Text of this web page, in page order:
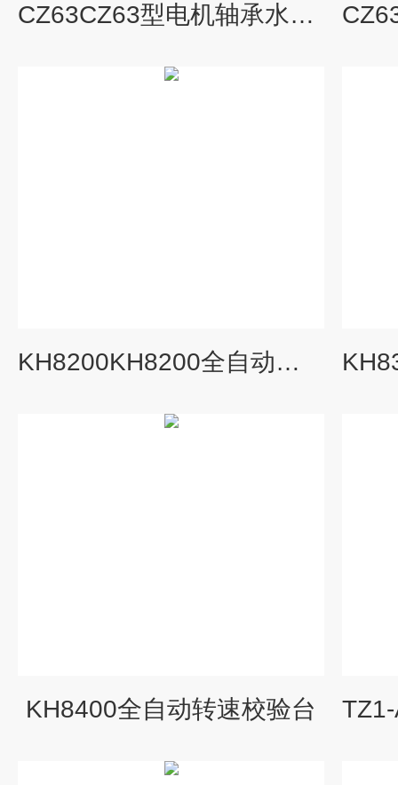
CZ63CZ63型电机轴承水泵齿轮箱分体式测振仪
KH8200KH8200全自动静态校验台
KH8400全自动转速校验台